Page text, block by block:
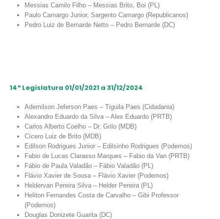
Messias Camilo Filho – Messias Brito, Boi (PL)
Paulo Camargo Junior, Sargento Camargo (Republicanos)
Pedro Luiz de Bernarde Netto – Pedro Bernarde (DC)
14ª Legislatura 01/01/2021 a 31/12/2024
Ademilson Jeferson Paes – Tiguila Paes (Cidadania)
Alexandro Eduardo da Silva – Alex Eduardo (PRTB)
Carlos Alberto Coelho – Dr. Grilo (MDB)
Cícero Luiz de Brito (MDB)
Edilson Rodrigues Junior – Edilsinho Rodrigues (Podemos)
Fabio de Lucas Clarasso Marques – Fabio da Van (PRTB)
Fábio de Paula Valadão – Fábio Valadão (PL)
Flávio Xavier de Sousa – Flávio Xavier (Podemos)
Heldervan Pereira Silva – Helder Pereira (PL)
Heliton Fernandes Costa de Carvalho – Gibi Professor
(Podemos)
Douglas Donizete Guarita (DC)